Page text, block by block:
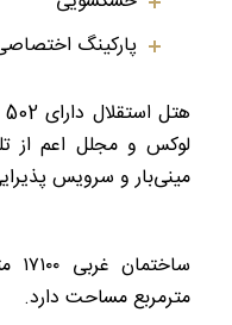
پارکینگ
لوکس و مجلل اعم از
مینی‌بار و سرویس پذیرایی 24 ساعته در اتاق‌ها
مترمربع مساحت دارد.